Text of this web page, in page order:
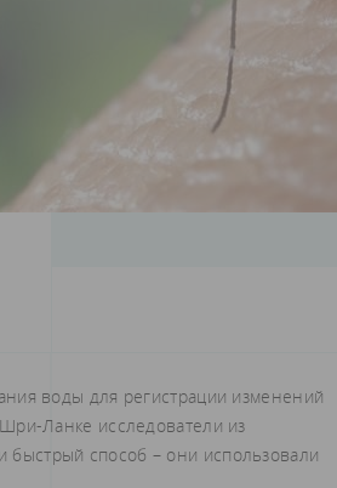
воды для регистрации изменений
Ланке исследователи из
способ – они использовали